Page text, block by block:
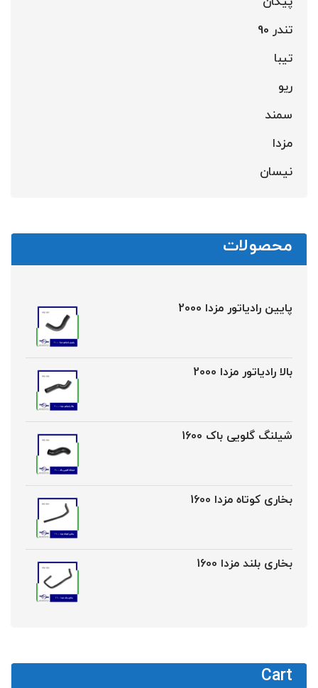
تندر 90
تیبا
ریو
سمند
مزدا
نیسان
محصولات
پایین رادیاتور مزدا 2000
بالا رادیاتور مزدا 2000
شیلنگ گلویی باک 1600
بخاری کوتاه مزدا 1600
بخاری بلند مزدا 1600
Cart